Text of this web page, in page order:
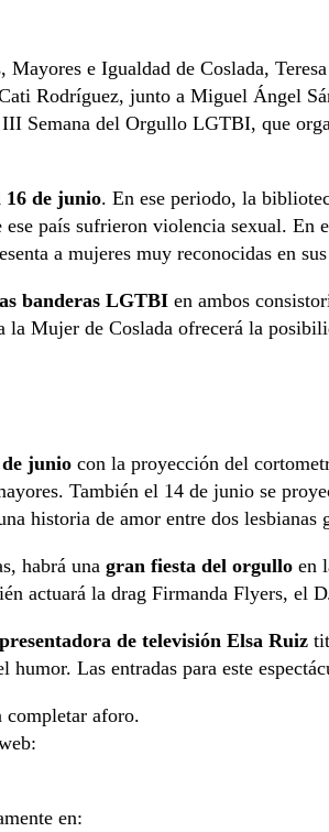
e Igualdad de Coslada,
Rodríguez, junto a Miguel Ángel
Semana del Orgullo LGTBI, que
16 de junio. En ese periodo, la
país sufrieron violencia sexual. En
a mujeres muy reconocidas en
banderas LGTBI en ambos
Mujer de Coslada ofrecerá la
junio con la proyección del
También el 14 de junio se
historia de amor entre dos lesbianas
habrá una gran fiesta del orgullo en
actuará la drag Firmanda Flyers, el
de televisión Elsa Ruiz
Las entradas para este
completar aforo.
en: